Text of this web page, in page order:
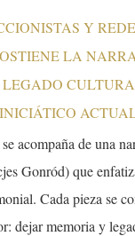
Y
LA
acompaña de una
Gonród) que
Cada pieza se
dejar memoria y